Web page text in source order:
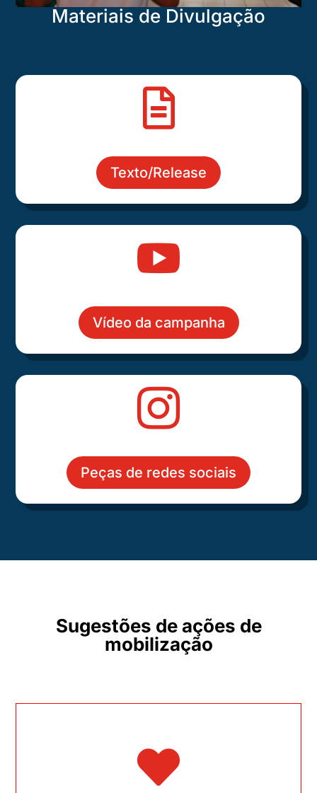
Materiais de Divulgação

Texto/Release

Vídeo da campanha

Peças de redes sociais
Sugestões de ações de
mobilização
